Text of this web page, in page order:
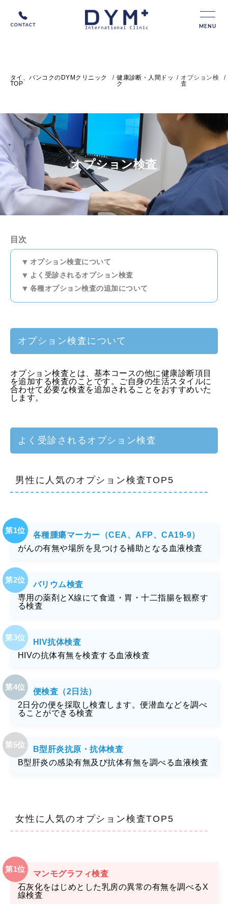
MENU
タイ、バンコクのDYMクリニック
TOP
/ 健康診断・人間ドッ
ク
/ オプション検
査
/
オプション検査
オプション検査
目次
オプション検査について
よく受診されるオプション検査
各種オプション検査の追加について
オプション検査について
オプション検査とは、基本コースの他に健康診断項目
を追加する検査のことです。ご自身の生活スタイルに
合わせて必要な検査を追加されることをおすすめいた
します。
よく受診されるオプション検査
男性に人気のオプション検査TOP5
各種腫瘍マーカー（CEA、AFP、CA19-9）
がんの有無や場所を見つける補助となる血液検査
バリウム検査
専用の薬剤とX線にて食道・胃・十二指腸を観察す
る検査
HIV抗体検査
HIVの抗体有無を検査する血液検査
便検査（2日法）
2日分の便を採取し検査します。便潜血などを調べ
ることができる検査
B型肝炎抗原・抗体検査
B型肝炎の感染有無及び抗体有無を調べる血液検査
女性に人気のオプション検査TOP5
マンモグラフィ検査
石灰化をはじめとした乳房の異常の有無を調べるX
線検査